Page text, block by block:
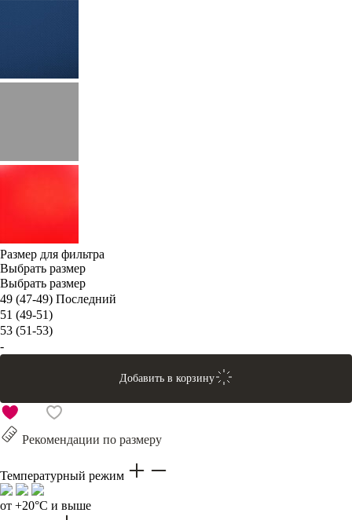
Размер для фильтра
Выбрать размер
Выбрать размер
49 (47-49) Последний
51 (49-51)
53 (51-53)
-
Добавить в корзину
Рекомендации по размеру
Температурный режим
от +20°C и выше